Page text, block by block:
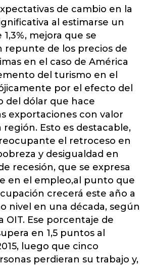
de cambio en la
al estimarse un
mejora que se
repunte de los precios de
en el caso de América
del turismo en el
por el efecto del
del dólar que hace
exportaciones con valor
región. Esto es destacable,
el retroceso en
y desigualdad en
recesión, que se expresa
en el empleo,al punto que
crecerá este año a
nivel en una década, según
OIT. Ese porcentaje de
en 1,5 puntos al
luego que cinco
perdieran su trabajo y,